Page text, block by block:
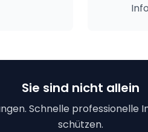
Sie sind nicht allein
Schnelle
schützen.